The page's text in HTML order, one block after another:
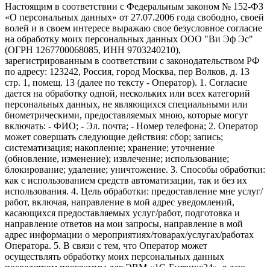
Настоящим в соответствии с Федеральным законом № 152-ФЗ
«О персональных данных» от 27.07.2006 года свободно, своей
волей и в своем интересе выражаю свое безусловное согласие
на обработку моих персональных данных ООО "Ви Эф Эс"
(ОГРН 1267700068085, ИНН 9703240210),
зарегистрированным в соответствии с законодательством РФ
по адресу: 123242, Россия, город Москва, пер Волков, д. 13
стр. 1, помещ. 13 (далее по тексту - Оператор). 1. Согласие
дается на обработку одной, нескольких или всех категорий
персональных данных, не являющихся специальными или
биометрическими, предоставляемых мною, которые могут
включать: - ФИО; - Эл. почта; - Номер телефона; 2. Оператор
может совершать следующие действия: сбор; запись;
систематизация; накопление; хранение; уточнение
(обновление, изменение); извлечение; использование;
блокирование; удаление; уничтожение. 3. Способы обработки:
как с использованием средств автоматизации, так и без их
использования. 4. Цель обработки: предоставление мне услуг/
работ, включая, направление в мой адрес уведомлений,
касающихся предоставляемых услуг/работ, подготовка и
направление ответов на мои запросы, направление в мой
адрес информации о мероприятиях/товарах/услугах/работах
Оператора. 5. В связи с тем, что Оператор может
осуществлять обработку моих персональных данных